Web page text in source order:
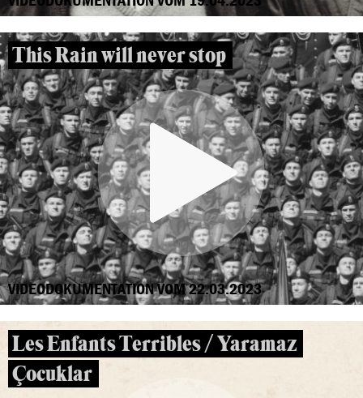
This Rain will never stop
VIDEODOKUMENTATION VOM 22.03.2023
Les Enfants Terribles / Yaramaz
Çocuklar